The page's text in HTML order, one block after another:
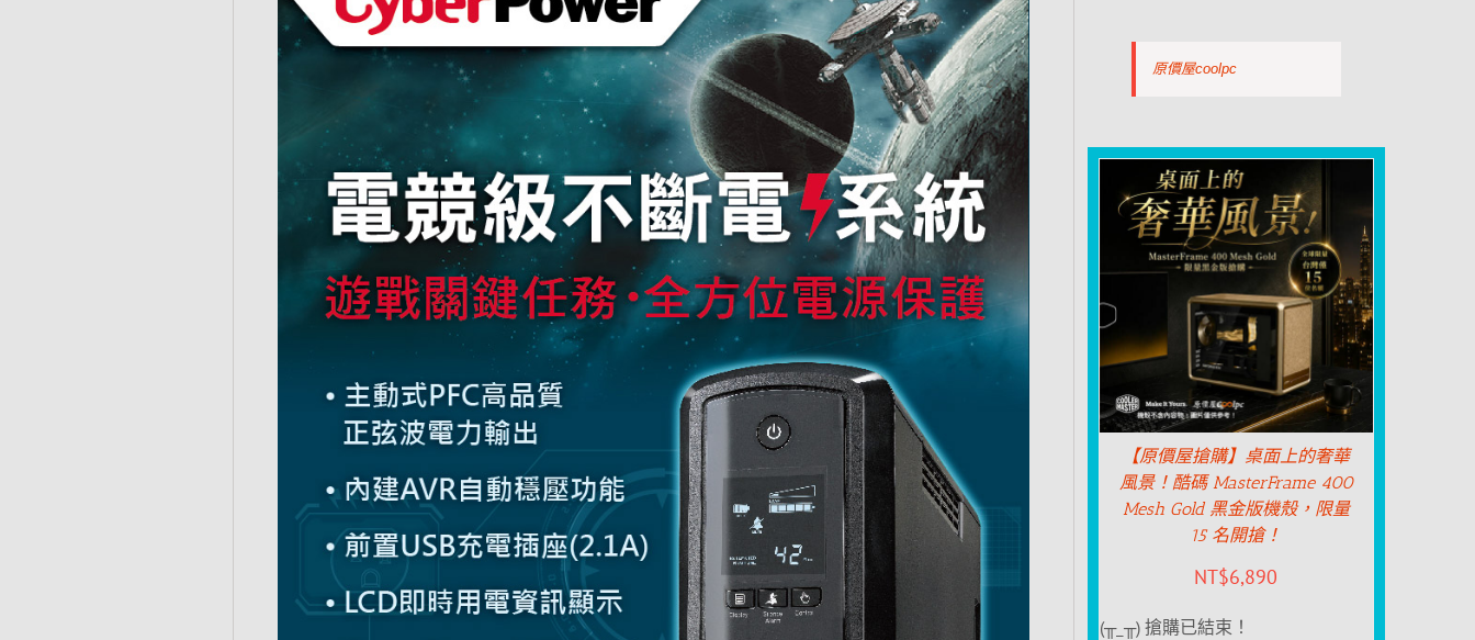
原價屋coolpc
【原價屋搶購】桌面上的奢華
風景！酷碼 MasterFrame 400
Mesh Gold 黑金版機殼，限量
15 名開搶！
NT$6,890
(╥_╥) 搶購已結束！